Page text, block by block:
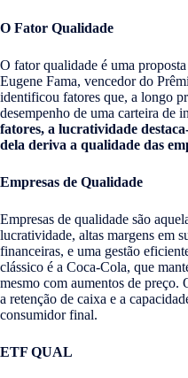
O Fator Qualidade
O fator qualidade é uma
Eugene Fama, vencedor do
identificou fatores que, a longo
desempenho de uma carteira de
fatores, a lucratividade
dela deriva a qualidade das
Empresas de Qualidade
Empresas de qualidade são
lucratividade, altas margens em
financeiras, e uma gestão
clássico é a Coca-Cola, que
mesmo com aumentos de preço.
a retenção de caixa e a
consumidor final.
ETF QUAL